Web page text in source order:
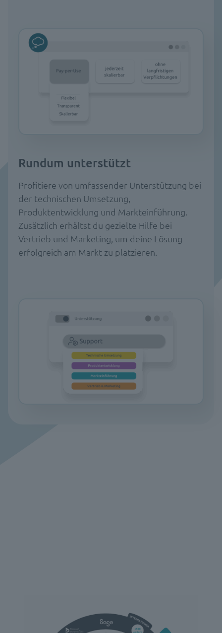
Rundum unterstützt
Profitiere von umfassender Unterstützung bei
der technischen Umsetzung,
Produktentwicklung und Markteinführung.
Zusätzlich erhältst du gezielte Hilfe bei
Vertrieb und Marketing, um deine Lösung
erfolgreich am Markt zu platzieren.